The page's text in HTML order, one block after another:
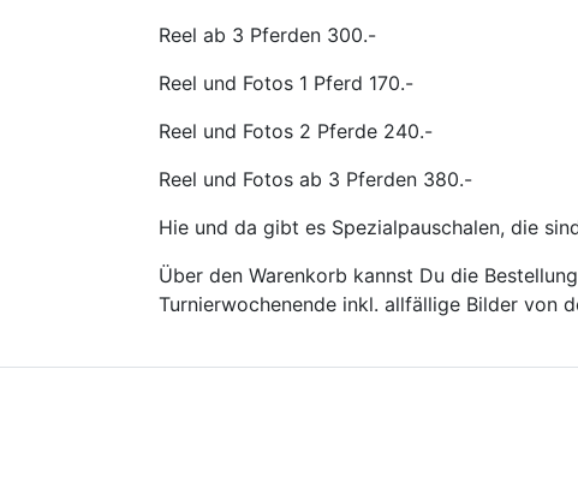
Reel ab 3 Pferden 300.-
Reel und Fotos 1 Pferd 170.-
Reel und Fotos 2 Pferde 240.-
Reel und Fotos ab 3 Pferden 380.-
Hie und da gibt es Spezialpauschalen, die
Über den Warenkorb kannst Du die
Turnierwochenende inkl. allfällige Bilder von